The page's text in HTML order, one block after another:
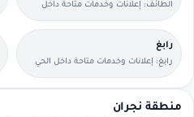
الطائف: إعلانات وخدمات متاحة داخل
الحي مع وسائل تواصل مباشرة.
رابغ
رابغ: إعلانات وخدمات متاحة داخل الحي
مع وسائل تواصل مباشرة.
منطقة نجران